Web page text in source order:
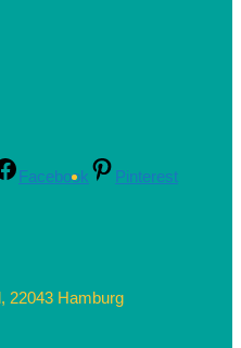
Facebook
Pinterest
22043 Hamburg